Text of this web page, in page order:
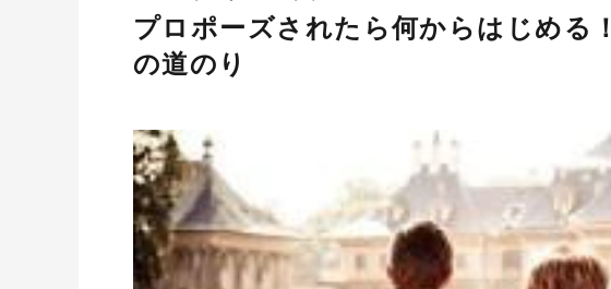
プロポーズされたら何からはじめる
の道のり
パーフェクトプロポーズリング®
場所
婚約指輪のご購入と
プロポーズのご相談
I-PRIMO公式サイト
I-PRIMO公式オンラインショップ